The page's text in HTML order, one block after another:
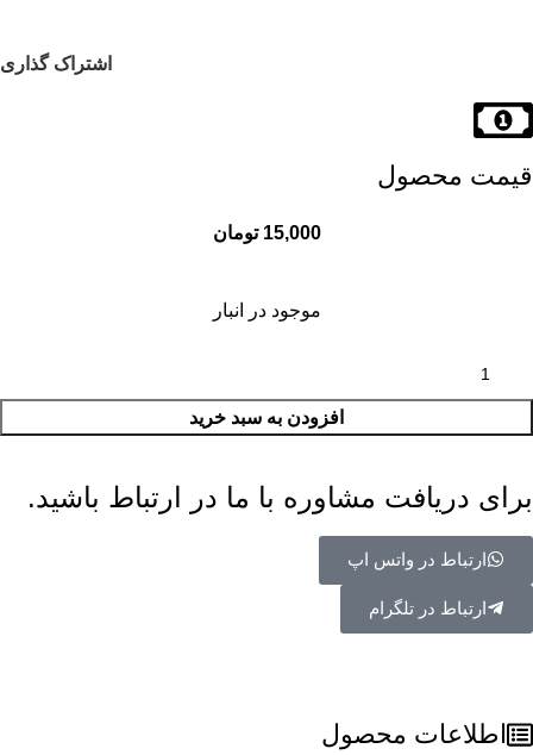
اشتراک گذاری
قیمت محصول
تومان
موجود در انبار
افزودن به سبد خرید
برای دریافت مشاوره با ما در ارتباط باشید.
ارتباط در واتس اپ
ارتباط در تلگرام
اطلاعات محصول